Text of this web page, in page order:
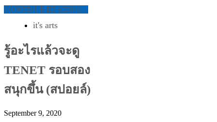
CONTINUE READING...
it's arts
รู้อะไรแล้วจะดู
TENET รอบสอง
สนุกขึ้น (สปอยล์)
September 9, 2020